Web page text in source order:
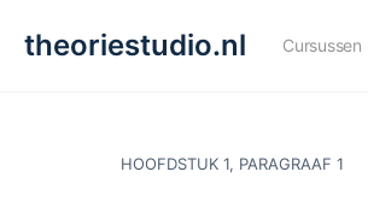
theoriestudio.nl Cursussen
HOOFDSTUK 1, PARAGRAAF 1